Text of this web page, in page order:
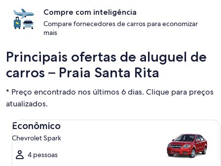
Compre com inteligência
Compare fornecedores de carros para economizar
mais
Principais ofertas de aluguel de
carros – Praia Santa Rita
* Preço encontrado nos últimos 6 dias. Clique para preços
atualizados.
Econômico
Chevrolet Spark
4 pessoas
Econômico Chevrolet Spark